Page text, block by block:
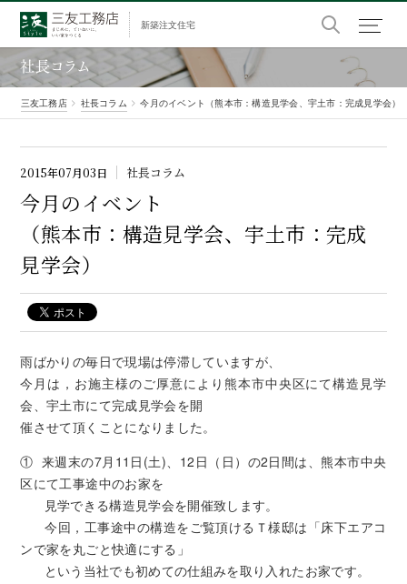
新築注文住宅
社長コラム
三友工務店 社長コラム 今月のイベント（熊本市：構造見学会、宇土市：完成見学会）
2015年07月03日 社長コラム
今月のイベント
（熊本市：構造見学会、宇土市：完成
見学会）
雨ばかりの毎日で現場は停滞していますが、
今月は，お施主様のご厚意により熊本市中央区にて構造見学
会、宇土市にて完成見学会を開
催させて頂くことになりました。
① 来週末の7月11日(土)、12日（日）の2日間は、熊本市中央
区にて工事途中のお家を
見学できる構造見学会を開催致します。
今回，工事途中の構造をご覧頂けるＴ様邸は「床下エアコ
ンで家を丸ごと快適にする」
という当社でも初めての仕組みを取り入れたお家です。